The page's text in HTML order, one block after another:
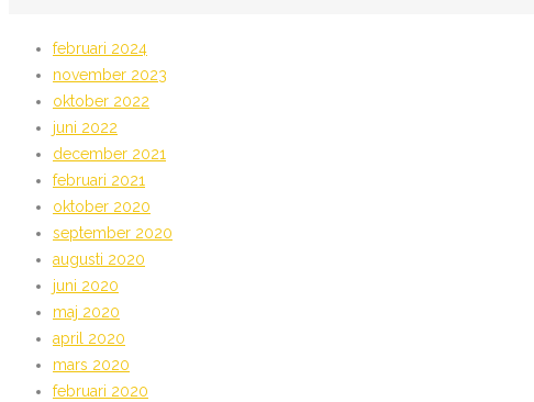
februari 2024
november 2023
oktober 2022
juni 2022
december 2021
februari 2021
oktober 2020
september 2020
augusti 2020
juni 2020
maj 2020
april 2020
mars 2020
februari 2020